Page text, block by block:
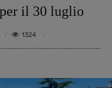
il 30 luglio
1324